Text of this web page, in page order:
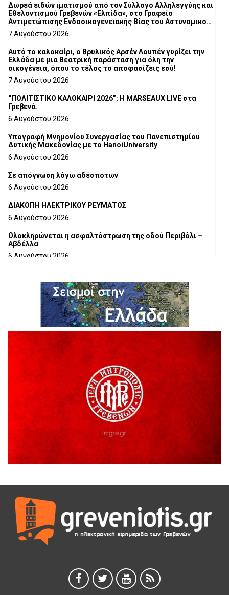
Δωρεά ειδών ιματισμού από τον Σύλλογο Αλληλεγγύης και
Εθελοντισμού Γρεβενών «Ελπίδα», στο Γραφείο
Αντιμετώπισης Ενδοοικογενειακής Βίας του Αστυνομικού
Τμήματος Γρεβενών
7 Αυγούστου 2026
Αυτό το καλοκαίρι, ο θρυλικός Αρσέν Λουπέν γυρίζει την
Ελλάδα με μια θεατρική παράσταση για όλη την
οικογένεια, όπου το τέλος το αποφασίζεις εσύ!
7 Αυγούστου 2026
“ΠΟΛΙΤΙΣΤΙΚΟ ΚΑΛΟΚΑΙΡΙ 2026”: Η MARSEAUX LIVE στα
Γρεβενά.
6 Αυγούστου 2026
Υπογραφή Μνημονίου Συνεργασίας του Πανεπιστημίου
Δυτικής Μακεδονίας με το HanoiUniversity
6 Αυγούστου 2026
Σε απόγνωση λόγω αδέσποτων
6 Αυγούστου 2026
ΔΙΑΚΟΠΗ ΗΛΕΚΤΡΙΚΟΥ ΡΕΥΜΑΤΟΣ
6 Αυγούστου 2026
Ολοκληρώνεται η ασφαλτόστρωση της οδού Περιβόλι –
Αβδέλλα
6 Αυγούστου 2026
5 Αυγούστου 2026
Ο ΑΝΔΡΕΑΣ ΑΣΛΑΝΙΔΗΣ ΣΥΝΕΧΙΖΕΙ ΣΤΟΝ ΠΡΩΤΕΑ
ΓΡΕΒΕΝΩΝ
5 Αυγούστου 2026
Ευχαριστήριο Εκπολιτιστικού Συλλόγου Ταξιάρχη προς κ.
Παρασχάκη Αθανάσιο
Διακοπή υδροδότησης του Α΄ κλάδου ύδρευσης
5 Αυγούστου 2026
Η Marseaux στα Γρεβενά για μια μοναδική συναυλία
Θερινό Σινεμά στο πλαίσιο του «Πολιτιστικού
Καλοκαιριού 2026» με την βραβευμένη ταινία «Μικρές
Ανάσες».
εξοπλισμού γυμναστηρίου
5 Αυγούστου 2026
ΑΗ ΛΑΟΣ | 5 Αυγούστου | Υπαίθριο Θέατρο “Καστράκι”,
Γρεβενά
5 Αυγούστου 2026
5 Αυγούστου 2026